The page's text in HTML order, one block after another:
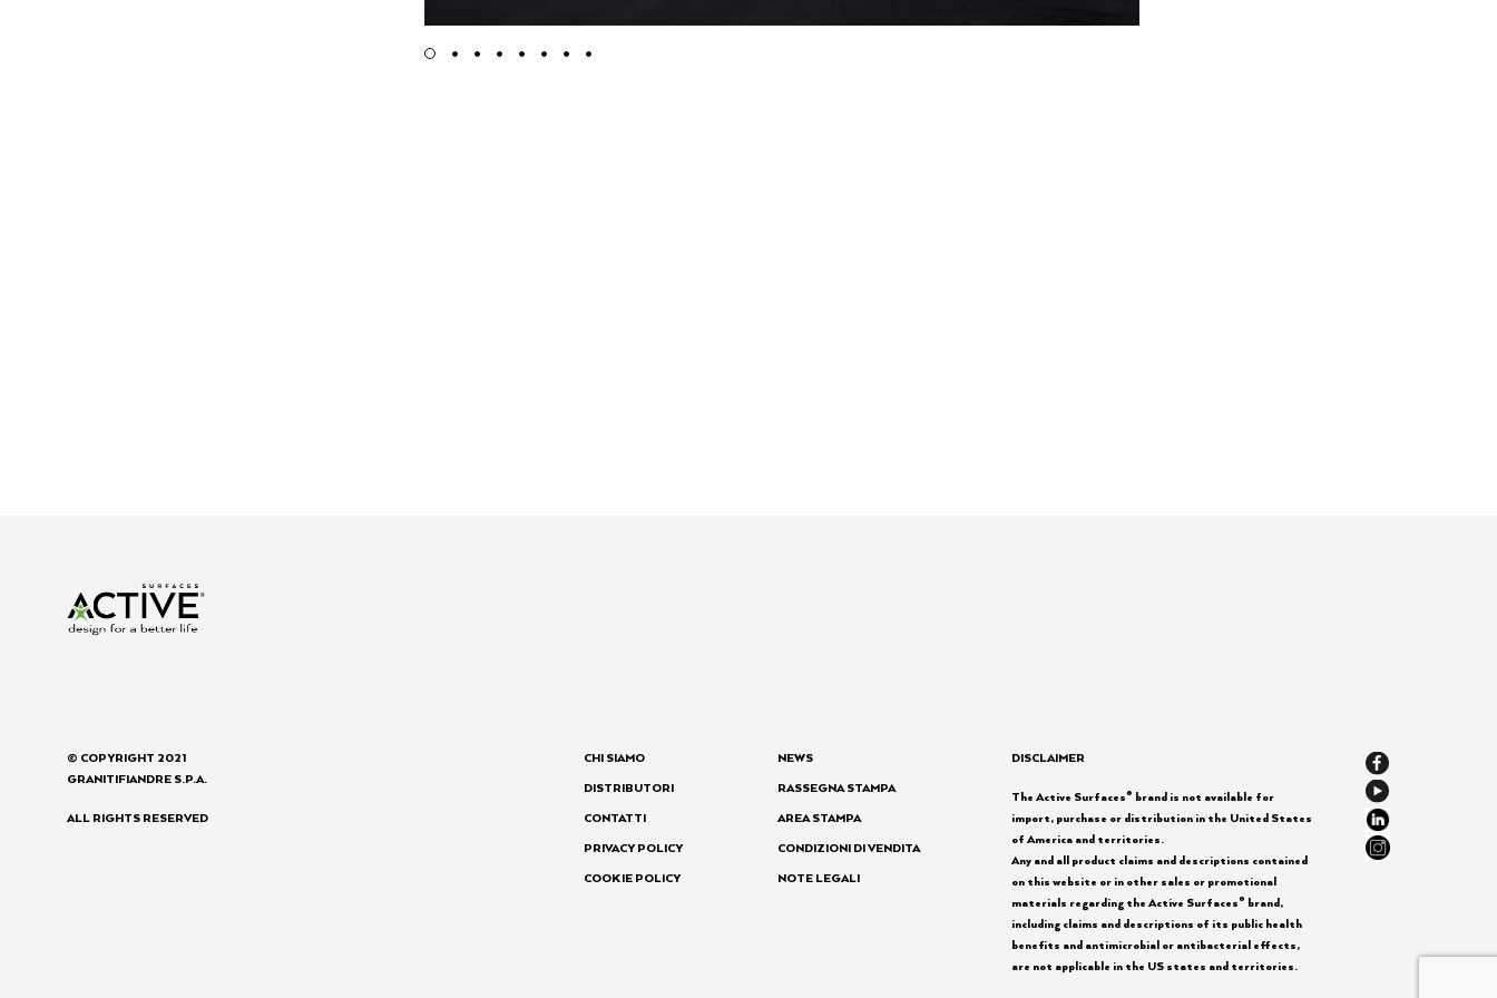
© COPYRIGHT 2021
GRANITIFIANDRE S.P.A.
ALL RIGHTS RESERVED
CHI SIAMO
DISTRIBUTORI
CONTATTI
PRIVACY POLICY
COOKIE POLICY
NEWS
RASSEGNA STAMPA
AREA STAMPA
CONDIZIONI DI VENDITA
NOTE LEGALI
DISCLAIMER
The Active Surfaces® brand is not available for
import, purchase or distribution in the United States
of America and territories.
Any and all product claims and descriptions contained
on this website or in other sales or promotional
materials regarding the Active Surfaces® brand,
including claims and descriptions of its public health
benefits and antimicrobial or antibacterial effects,
are not applicable in the US states and territories.